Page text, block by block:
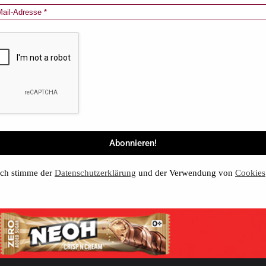
stimme der Datenschutzerklärung und der Verwendung von Cookies